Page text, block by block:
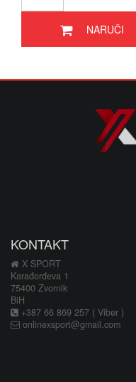
NARUČI
KONTAKT
X SPORT
Karađorđeva 1
75400 Zvornik
BiH
+387 66 869 257 ( Viber )
onlinexsport@gmail.com